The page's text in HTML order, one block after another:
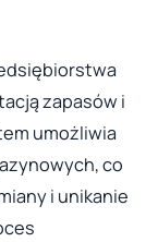
zapasów i
umożliwia
co
i unikanie